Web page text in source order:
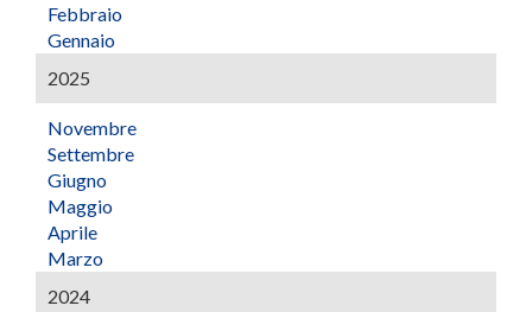
Febbraio
Gennaio
2025
Novembre
Settembre
Giugno
Maggio
Aprile
Marzo
2024